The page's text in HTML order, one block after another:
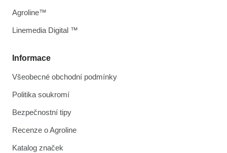
Informace
Všeobecné obchodní podmínky
Politika soukromí
Bezpečnostní tipy
Recenze o Agroline
Katalog značek
Agroline™
Linemedia Digital ™